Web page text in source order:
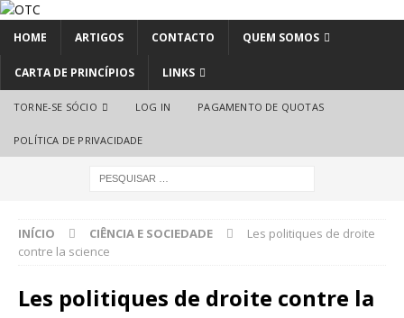
HOME ARTIGOS CONTACTO QUEM SOMOS
CARTA DE PRINCÍPIOS LINKS
TORNE-SE SÓCIO LOG IN PAGAMENTO DE QUOTAS
POLÍTICA DE PRIVACIDADE
INÍCIO CIÊNCIA E SOCIEDADE
Les politiques de droite
contre la science
Les politiques de droite contre la